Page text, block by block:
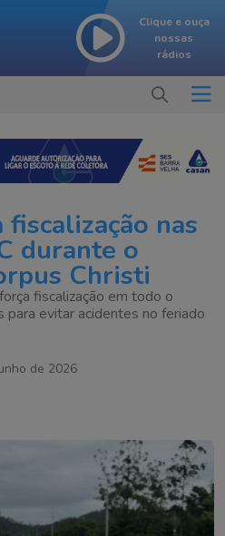
Clique e ouça
nossas
rádios
nas
durante o
Christi
fiscalização em todo o
evitar acidentes no feriado
de 2026